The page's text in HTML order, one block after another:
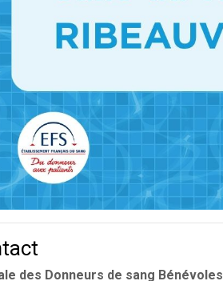
des Donneurs de sang Bénévoles